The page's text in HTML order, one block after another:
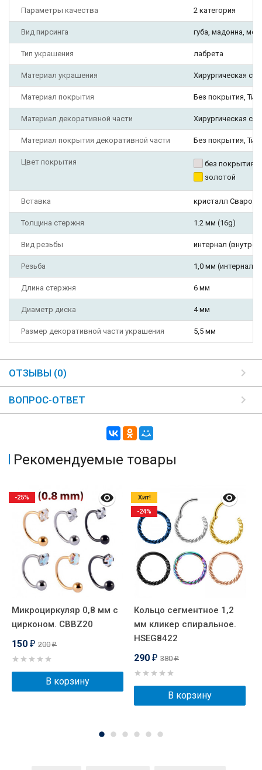
Параметры качества 2 категория
Вид пирсинга губа, мадонна,
Тип украшения лабрета
Материал украшения Хирургическая
Материал покрытия Без покрытия,
Материал декоративной части Хирургическая
Материал покрытия декоративной части Без покрытия,
Цвет покрытия
без покрытия
золотой
Вставка кристалл
Толщина стержня 1.2 мм (16g)
Вид резьбы интернал
Резьба 1,0 мм (интернал,
Длина стержня 6 мм
Диаметр диска 4 мм
Размер декоративной части украшения 5,5 мм
ОТЗЫВЫ (0)
ВОПРОС-ОТВЕТ
Рекомендуемые товары
Микроциркуляр 0,8 мм с
цирконом. CBBZ20
150 ₽ 200₽
В корзину
-25%
Кольцо сегментное 1,2
мм кликер спиральное.
HSEG8422
290 ₽ 380₽
В корзину
Хит!
-24%